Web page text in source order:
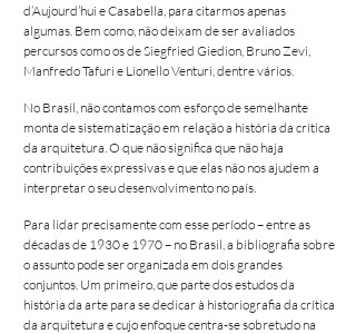
d’Aujourd’hui e Casabella, para citarmos apenas
algumas. Bem como, não deixam de ser avaliados
percursos como os de Siegfried Giedion, Bruno Zevi,
Manfredo Tafuri e Lionello Venturi, dentre vários.
No Brasil, não contamos com esforço de semelhante
monta de sistematização em relação a história da crítica
da arquitetura. O que não significa que não haja
contribuições expressivas e que elas não nos ajudem a
interpretar o seu desenvolvimento no país.
Para lidar precisamente com esse período – entre as
décadas de 1930 e 1970 – no Brasil, a bibliografia sobre
o assunto pode ser organizada em dois grandes
conjuntos. Um primeiro, que parte dos estudos da
história da arte para se dedicar à historiografia da crítica
da arquitetura e cujo enfoque centra-se sobretudo na